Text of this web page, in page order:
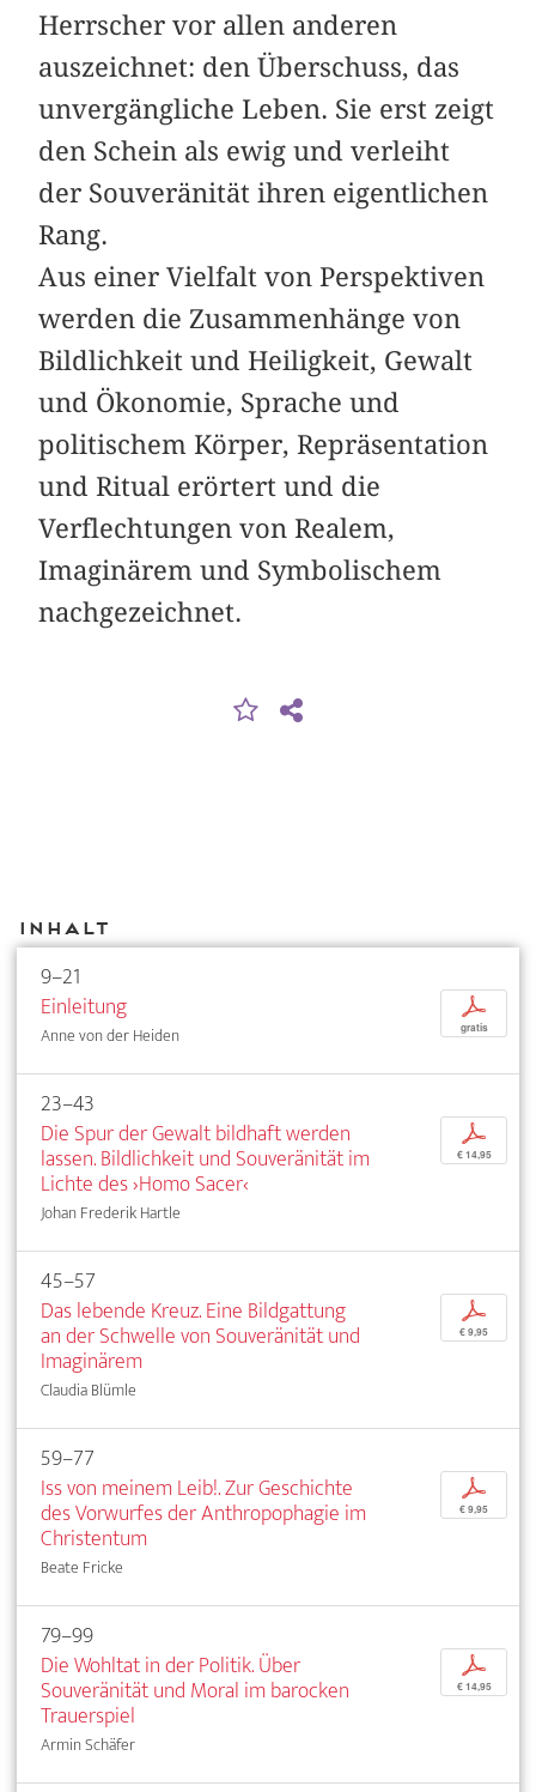
Herrscher vor allen anderen
auszeichnet: den Überschuss, das
unvergängliche Leben. Sie erst zeigt
den Schein als ewig und verleiht
der Souveränität ihren eigentlichen
Rang.
Aus einer Vielfalt von Perspektiven
werden die Zusammenhänge von
Bildlichkeit und Heiligkeit, Gewalt
und Ökonomie, Sprache und
politischem Körper, Repräsentation
und Ritual erörtert und die
Verflechtungen von Realem,
Imaginärem und Symbolischem
nachgezeichnet.
Inhalt
9–21
Einleitung
Anne von der Heiden
p
gratis
23–43
Die Spur der Gewalt bildhaft werden
lassen. Bildlichkeit und Souveränität im
Lichte des ›Homo Sacer‹
Johan Frederik Hartle
p
€ 14,95
45–57
Das lebende Kreuz. Eine Bildgattung
an der Schwelle von Souveränität und
Imaginärem
Claudia Blümle
p
€ 9,95
59–77
Iss von meinem Leib!. Zur Geschichte
des Vorwurfes der Anthropophagie im
Christentum
Beate Fricke
p
€ 9,95
79–99
Die Wohltat in der Politik. Über
Souveränität und Moral im barocken
Trauerspiel
Armin Schäfer
p
€ 14,95